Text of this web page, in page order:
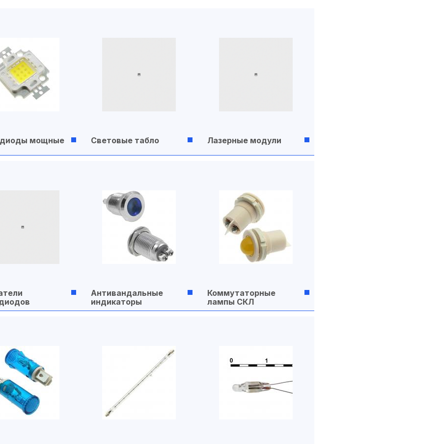
мощные Световые табло Лазерные модули
Антивандальные
индикаторы
Коммутаторные
лампы СКЛ